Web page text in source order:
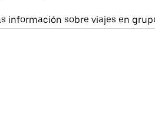
información sobre viajes en